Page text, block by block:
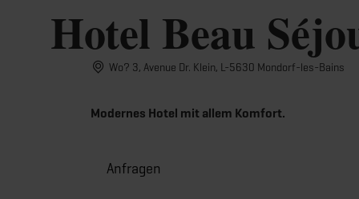
Hotel Beau
Wo? 3, Avenue Dr. Klein, L-5630 Mondorf-les-Bains
Modernes Hotel mit allem Komfort.
Anfragen